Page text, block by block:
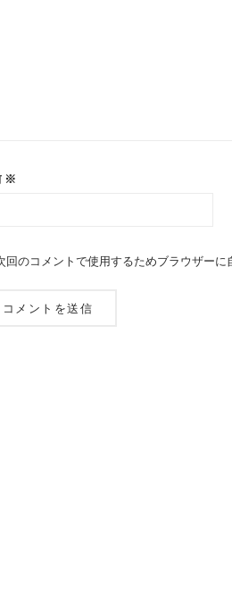
※
回のコメントで使用するためブラウザーに